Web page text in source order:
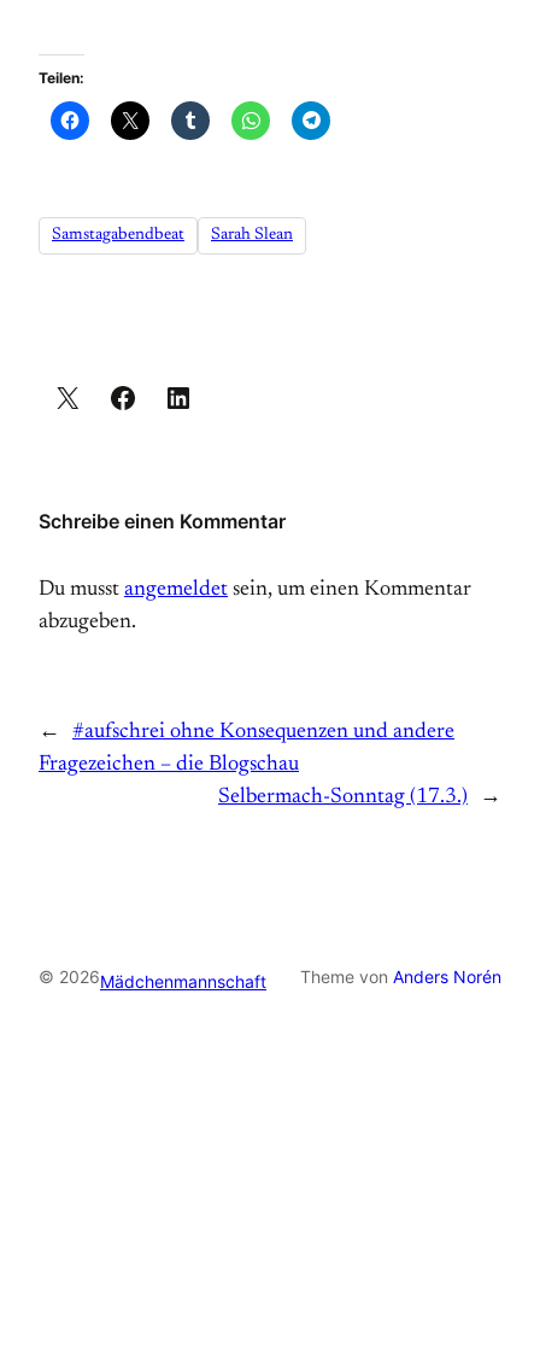
Teilen:
Samstagabendbeat Sarah Slean
Schreibe einen Kommentar
Du musst angemeldet sein, um einen Kommentar
abzugeben.
←
#aufschrei ohne Konsequenzen und andere
Fragezeichen – die Blogschau
Selbermach-Sonntag (17.3.)
→
© 2026Mädchenmannschaft Theme von Anders Norén